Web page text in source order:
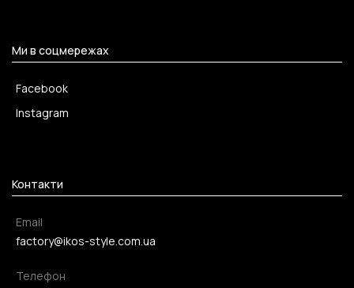
Ми в соцмережах
Facebook
Instagram
Контакти
Email
factory@ikos-style.com.ua
Телефон